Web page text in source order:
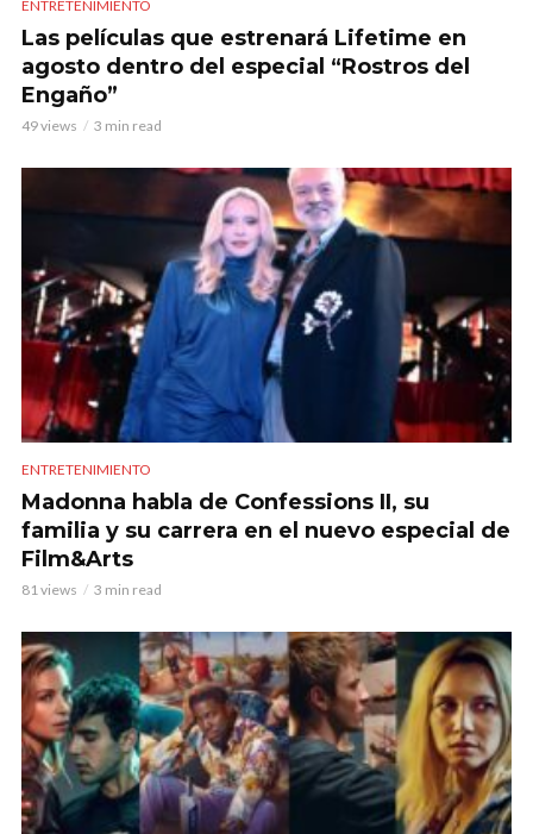
ENTRETENIMIENTO
Las películas que estrenará Lifetime en
agosto dentro del especial “Rostros del
Engaño”
49 views 3 min read
ENTRETENIMIENTO
Madonna habla de Confessions II, su
familia y su carrera en el nuevo especial de
Film&Arts
81 views 3 min read